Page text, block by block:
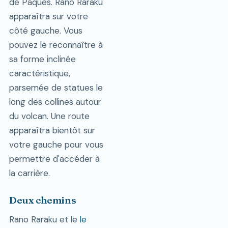
apparaîtra sur votre
côté gauche. Vous
pouvez le reconnaître à
sa forme inclinée
caractéristique,
parsemée de statues le
long des collines autour
du volcan. Une route
apparaîtra bientôt sur
votre gauche pour vous
permettre d'accéder à
la carrière.
Deux chemins
Rano Raraku et le le